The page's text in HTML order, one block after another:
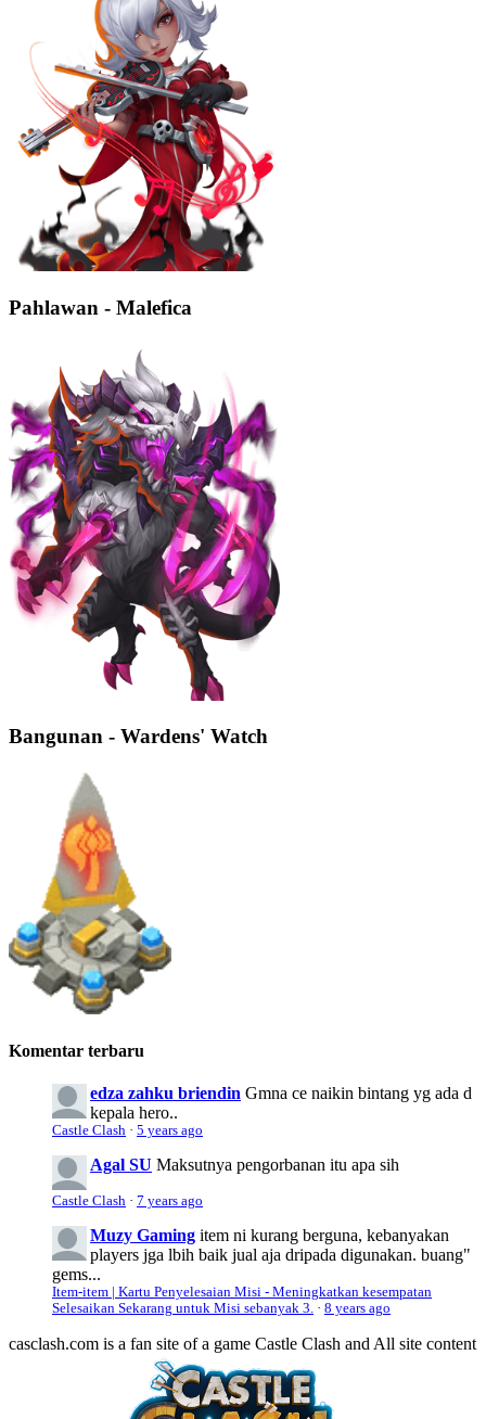
Pahlawan - Malefica
Bangunan - Wardens' Watch
Komentar terbaru
edza zahku briendin Gmna ce naikin bintang yg ada d
kepala hero..
Castle Clash · 5 years ago
Agal SU Maksutnya pengorbanan itu apa sih
Castle Clash · 7 years ago
Muzy Gaming item ni kurang berguna, kebanyakan
players jga lbih baik jual aja dripada digunakan. buang"
gems...
Item-item | Kartu Penyelesaian Misi - Meningkatkan kesempatan
Selesaikan Sekarang untuk Misi sebanyak 3. · 8 years ago
casclash.com is a fan site of a game Castle Clash and All site content